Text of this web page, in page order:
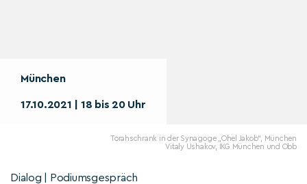
München
17.10.2021 | 18 bis 20 Uhr
Torahschrank in der Synagoge „Ohel Jakob“, München
Vitaly Ushakov, IKG München und Obb
Dialog | Podiumsgespräch